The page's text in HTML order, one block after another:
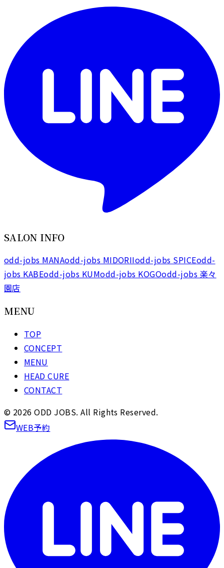
SALON INFO
odd-jobs MANAodd-jobs MIDORIIodd-jobs SPICEodd-
jobs KABEodd-jobs KUModd-jobs KOGOodd-jobs 楽々
園店
MENU
TOP
CONCEPT
MENU
HEAD CURE
CONTACT
© 2026 ODD JOBS. All Rights Reserved.
WEB予約